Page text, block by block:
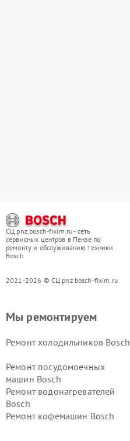
СЦ pnz.bosch-fixim.ru - сеть
сервисных центров в Пензе по
ремонту и обслуживанию техники
Bosch
2021-2026 © СЦ pnz.bosch-fixim.ru
Мы ремонтируем
Ремонт холодильников Bosch
Ремонт посудомоечных
машин Bosch
Ремонт водонагревателей
Bosch
Ремонт кофемашин Bosch